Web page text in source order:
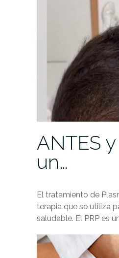
ANTES
un…
El tratamiento de
terapia que se utiliza
saludable. El PRP es